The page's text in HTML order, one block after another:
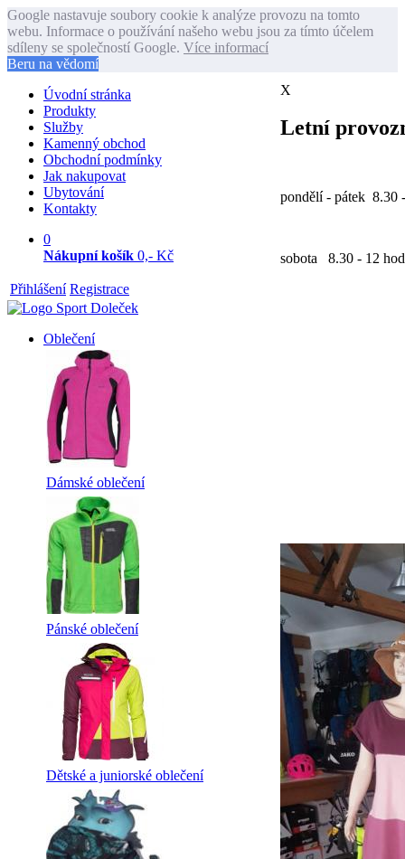
Google nastavuje soubory cookie k analýze provozu na tomto
webu. Informace o používání našeho webu jsou za tímto účelem
sdíleny se společností Google. Více informací
Beru na vědomí
X
Letní
pondělí - pátek 8.30
sobota 8.30 - 12 hod
Úvodní stránka
Produkty
Služby
Kamenný obchod
Obchodní podmínky
Jak nakupovat
Ubytování
Kontakty
0
Nákupní košík 0,- Kč
Přihlášení Registrace
Oblečení
Dámské oblečení
Pánské oblečení
Dětské a juniorské oblečení